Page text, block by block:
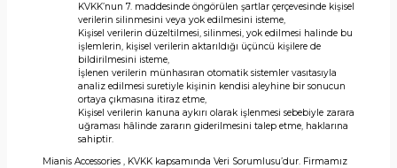
KVKK’nun 7. maddesinde öngörülen şartlar çerçevesinde kişisel
verilerin silinmesini veya yok edilmesini isteme,
Kişisel verilerin düzeltilmesi, silinmesi, yok edilmesi halinde bu
işlemlerin, kişisel verilerin aktarıldığı üçüncü kişilere de
bildirilmesini isteme,
İşlenen verilerin münhasıran otomatik sistemler vasıtasıyla
analiz edilmesi suretiyle kişinin kendisi aleyhine bir sonucun
ortaya çıkmasına itiraz etme,
Kişisel verilerin kanuna aykırı olarak işlenmesi sebebiyle zarara
uğraması hâlinde zararın giderilmesini talep etme, haklarına
sahiptir.
Mianis Accessories , KVKK kapsamında Veri Sorumlusu’dur. Firmamız